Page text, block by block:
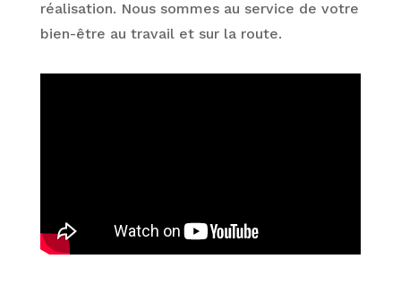
réalisation. Nous sommes au service de votre
bien-être au travail et sur la route.